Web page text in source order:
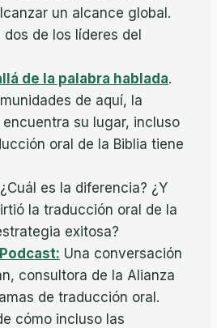
un alcance global.
dos de los líderes del
de la palabra hablada.
de aquí, la
su lugar, incluso
oral de la Biblia tiene
¿Cuál es la diferencia? ¿Y
la traducción oral de la
exitosa?
Una conversación
consultora de la Alianza
de traducción oral.
cómo incluso las